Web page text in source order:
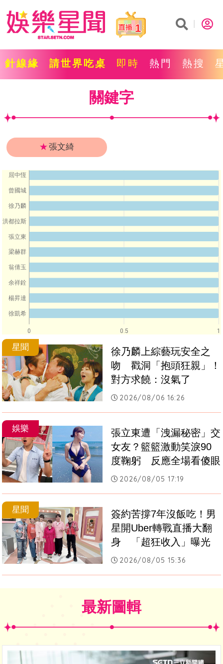
1
針線緣 請世界吃桌 即時 熱門 熱搜
關鍵字
★張文綺
0 0.5 1
屈中恆
曾國城
徐乃麟
洪都拉斯
張立東
梁赫群
翁倩玉
余祥銓
楊昇達
徐凱希
星聞
徐乃麟上綜藝玩安全之
吻　戳洞「抱頭狂親」！
對方求饒：沒氣了
2026/08/06 16:26
娛樂
張立東遭「洩漏秘密」交
女友？籃籃激動笑淚90
度鞠躬　反應全場看傻眼
2026/08/05 17:19
星聞
簽約苦撐7年沒飯吃！男
星開Uber轉戰直播大翻
身　「超狂收入」曝光
2026/08/05 15:36
最新圖輯